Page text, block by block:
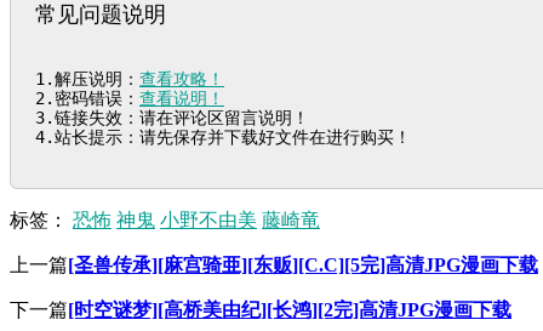
常见问题说明
1.解压说明： 查看攻略！
2.密码错误： 查看说明！
3.链接失效：请在评论区留言说明！
4.站长提示：请先保存并下载好文件在进行购买！
标签： 恐怖 神鬼 小野不由美 藤崎竜
上一篇[圣兽传承][麻宫骑亜][东贩][C.C][5完]高清JPG漫画下载
下一篇[时空谜梦][高桥美由纪][长鸿][2完]高清JPG漫画下载